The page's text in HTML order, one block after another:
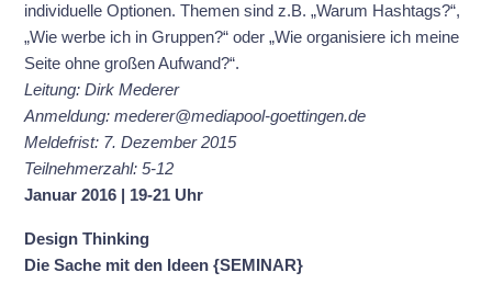
individuelle Optionen. Themen sind z.B. „Warum Hashtags?“,
„Wie werbe ich in Gruppen?“ oder „Wie organisiere ich meine
Seite ohne großen Aufwand?“.
Leitung: Dirk Mederer
Anmeldung: mederer@mediapool-goettingen.de
Meldefrist: 7. Dezember 2015
Teilnehmerzahl: 5-12
Januar 2016 | 19-21 Uhr
Design Thinking
Die Sache mit den Ideen {SEMINAR}